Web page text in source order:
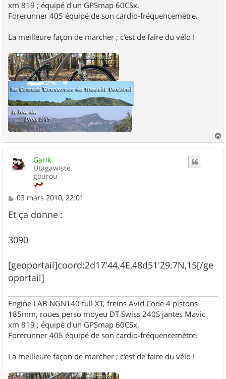
xm 819 ; équipé d'un GPSmap 60CSx.
Forerunner 405 équipé de son cardio-fréquencemètre.
La meilleure façon de marcher ; c'est de faire du vélo !
a
u
Garik
Utagawiste
gourou
M
s
s
g
e
03 mars 2010, 22:01
Et ça donne :
3090
[geoportail]coord:2d17'44.4E,48d51'29.7N,15[/ge
oportail]
Engine LAB NGN140 full XT, freins Avid Code 4 pistons
185mm, roues perso moyeu DT Swiss 240S jantes Mavic
xm 819 ; équipé d'un GPSmap 60CSx.
Forerunner 405 équipé de son cardio-fréquencemètre.
La meilleure façon de marcher ; c'est de faire du vélo !